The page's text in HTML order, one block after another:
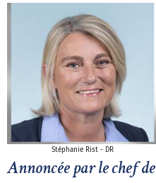
Stéphanie Rist - DR
Annoncée par le chef de